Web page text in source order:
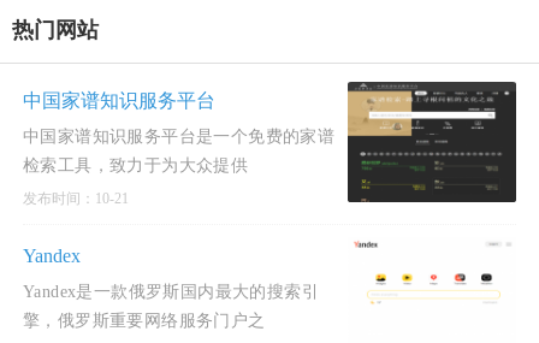
展为核心，服
师、学生及社
会公众。
热门网站
中国家谱知识服务平台
中国家谱知识服务平台是一个免费的家谱
检索工具，致力于为大众提供
发布时间：10-21
Yandex
Yandex是一款俄罗斯国内最大的搜索引
擎，俄罗斯重要网络服务门户之